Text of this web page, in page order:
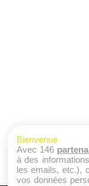
Bienvenue
Avec 146
à des
les emails, etc.),
vos données